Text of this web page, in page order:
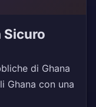
Sicuro
di Ghana
Ghana con una